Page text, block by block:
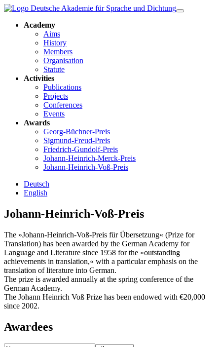
Academy
Aims
History
Members
Organisation
Statute
Activities
Publications
Projects
Conferences
Events
Awards
Georg-Büchner-Preis
Sigmund-Freud-Preis
Friedrich-Gundolf-Preis
Johann-Heinrich-Merck-Preis
Johann-Heinrich-Voß-Preis
Deutsch
English
Johann-Heinrich-Voß-Preis
The »Johann-Heinrich-Voß-Preis für Übersetzung« (Prize for
Translation) has been awarded by the German Academy for
Language and Literature since 1958 for the »outstanding
achievements in translation,« with a particular emphasis on the
translation of literature into German.
The prize is awarded annually at the spring conference of the
German Academy.
The Johann Heinrich Voß Prize has been endowed with €20,000
since 2002.
Awardees